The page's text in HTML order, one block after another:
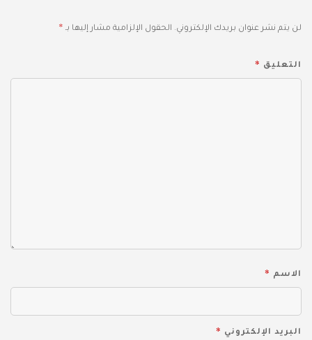
لن يتم نشر عنوان بريدك الإلكتروني. الحقول الإلزامية مشار إليها بـ *
التعليق *
الاسم *
البريد الإلكتروني *